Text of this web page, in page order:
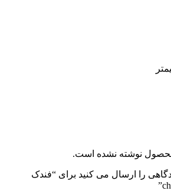
محصول نوشته نشده است.
را ارسال می کنید برای “فندک